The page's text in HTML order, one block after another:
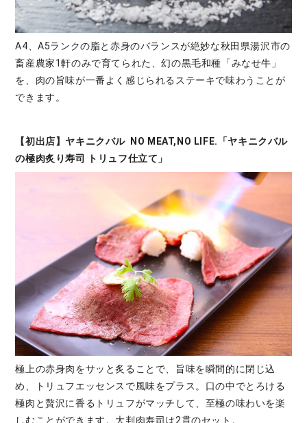
A4、A5ランクの脂と赤身のバランスが絶妙な秋田県湯沢市の
畜産農家1軒のみで育てられた、幻の黒毛和種「みなせ牛」
を、肉の旨味が一番よく感じられるステーキで味わうことが
できます。
【初出店】ヤキニクバル NO MEAT,NO LIFE.「ヤキニクバル
の極肉炙り寿司 トリュフ仕立て」
極上の赤身肉をサッと炙ることで、旨味を瞬間的に閉じ込
め、トリュフエッセンスで風味をプラス。口の中でとろける
極肉と贅沢に香るトリュフがマッチして、至極の味わいを楽
しむことができます。大判肉寿司は2貫のセット。